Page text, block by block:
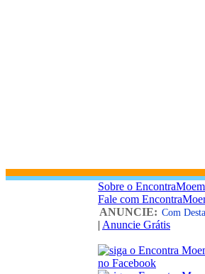
Sobre o
Fale com
ANUNCIE: Com
| Anuncie Grátis